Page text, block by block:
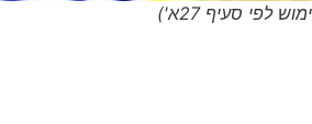
לפי סעיף 27א')